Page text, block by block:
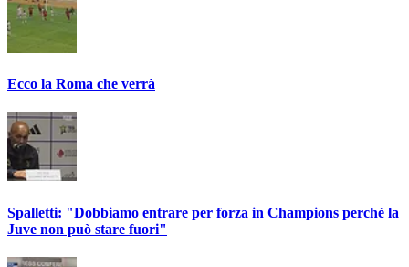
Ecco la Roma che verrà
Spalletti: "Dobbiamo entrare per forza in Champions perché la
Juve non può stare fuori"